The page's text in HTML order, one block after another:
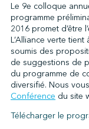
NOUS
Le 9e colloque
programme
2016 promet d’être
L’Alliance verte
soumis des
de suggestions de
du programme de
diversifié. Nous
Conférence du site
Télécharger le